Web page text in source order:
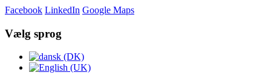
Facebook LinkedIn Google Maps
Vælg sprog